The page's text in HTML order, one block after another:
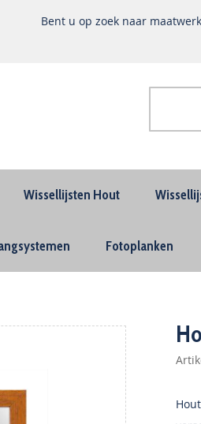
Bent u op zoek naar
Wissellijsten Hout
Fotoplanken